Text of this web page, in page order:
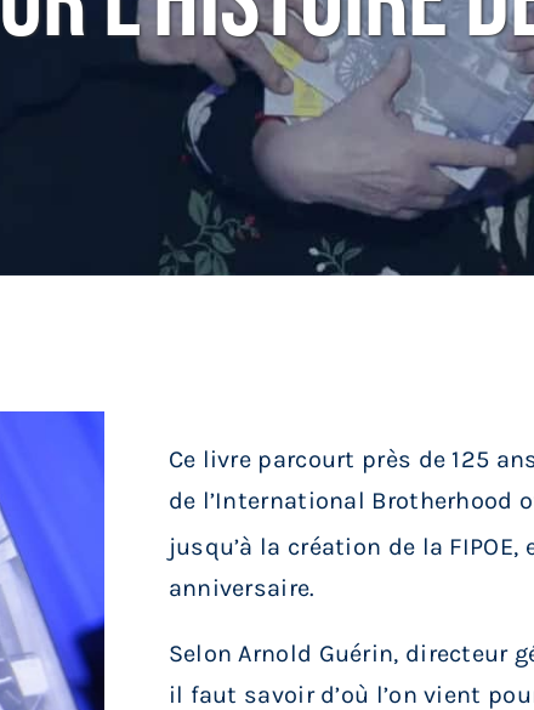
Ce livre parcourt près de 125
de l’International Brotherhood
jusqu’à la création de la
anniversaire.
Selon Arnold Guérin, directeur
il faut savoir d’où l’on vient